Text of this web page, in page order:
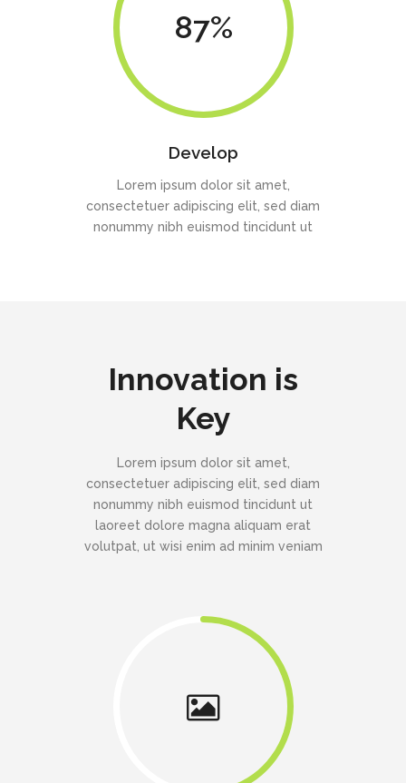
87
Develop
Lorem ipsum dolor sit amet,
consectetuer adipiscing elit, sed diam
nonummy nibh euismod tincidunt ut
Innovation is
Key
Lorem ipsum dolor sit amet,
consectetuer adipiscing elit, sed diam
nonummy nibh euismod tincidunt ut
laoreet dolore magna aliquam erat
volutpat, ut wisi enim ad minim veniam